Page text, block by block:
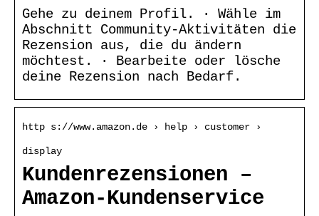
Gehe zu deinem Profil. · Wähle im
Abschnitt Community-Aktivitäten die
Rezension aus, die du ändern
möchtest. · Bearbeite oder lösche
deine Rezension nach Bedarf.
http s://www.amazon.de › help › customer ›
display
Kundenrezensionen –
Amazon-Kundenservice